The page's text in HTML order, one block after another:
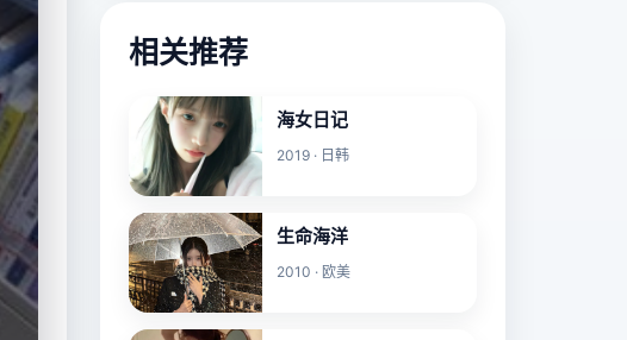
相关推荐
海女日记
2019 · 日韩
生命海洋
2010 · 欧美